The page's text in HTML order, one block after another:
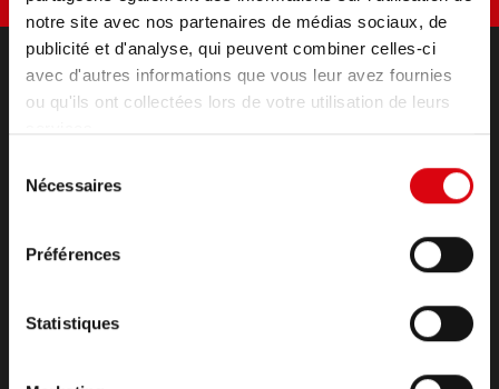
notre site avec nos partenaires de médias sociaux, de
publicité et d'analyse, qui peuvent combiner celles-ci
avec d'autres informations que vous leur avez fournies
ou qu'ils ont collectées lors de votre utilisation de leurs
Nécessaires
Préférences
Statistiques
PRODUITS
Démarrage & alimentation du réseau de bord
(Semi-) Traction & Stationnaire
Lithium
CONTACT